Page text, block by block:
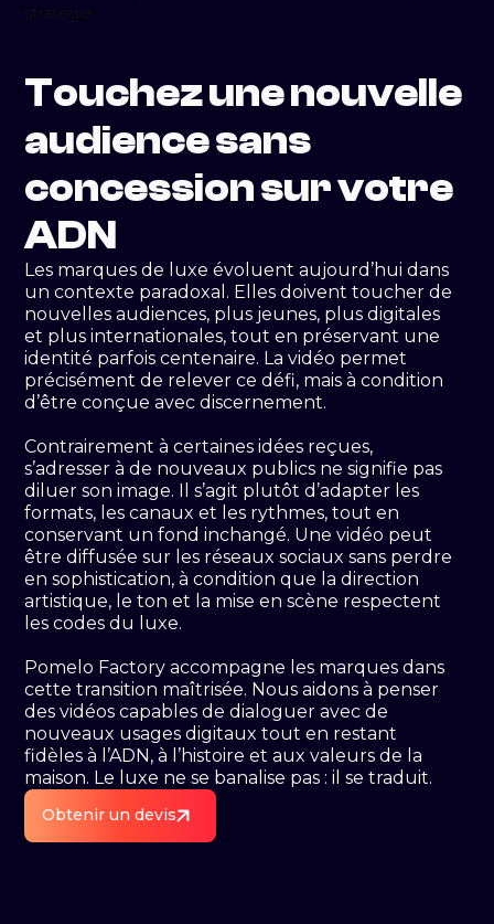
Touchez une nouvelle
audience sans
concession sur votre
ADN
Les marques de luxe évoluent aujourd’hui dans
un contexte paradoxal. Elles doivent toucher de
nouvelles audiences, plus jeunes, plus digitales
et plus internationales, tout en préservant une
identité parfois centenaire. La vidéo permet
précisément de relever ce défi, mais à condition
d’être conçue avec discernement.
Contrairement à certaines idées reçues,
s’adresser à de nouveaux publics ne signifie pas
diluer son image. Il s’agit plutôt d’adapter les
formats, les canaux et les rythmes, tout en
conservant un fond inchangé. Une vidéo peut
être diffusée sur les réseaux sociaux sans perdre
en sophistication, à condition que la direction
artistique, le ton et la mise en scène respectent
les codes du luxe.
Pomelo Factory accompagne les marques dans
cette transition maîtrisée. Nous aidons à penser
des vidéos capables de dialoguer avec de
nouveaux usages digitaux tout en restant
fidèles à l’ADN, à l’histoire et aux valeurs de la
maison. Le luxe ne se banalise pas : il se traduit.
Obtenir un devis